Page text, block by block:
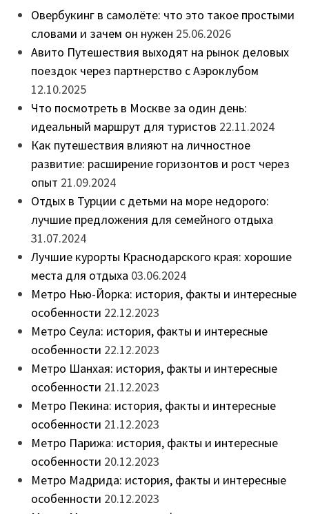
Овербукинг в самолёте: что это такое простыми
словами и зачем он нужен 25.06.2026
Авито Путешествия выходят на рынок деловых
поездок через партнерство с Аэроклубом
12.10.2025
Что посмотреть в Москве за один день:
идеальный маршрут для туристов 22.11.2024
Как путешествия влияют на личностное
развитие: расширение горизонтов и рост через
опыт 21.09.2024
Отдых в Турции с детьми на море недорого:
лучшие предложения для семейного отдыха
31.07.2024
Лучшие курорты Краснодарского края: хорошие
места для отдыха 03.06.2024
Метро Нью-Йорка: история, факты и интересные
особенности 22.12.2023
Метро Сеула: история, факты и интересные
особенности 22.12.2023
Метро Шанхая: история, факты и интересные
особенности 21.12.2023
Метро Пекина: история, факты и интересные
особенности 21.12.2023
Метро Парижа: история, факты и интересные
особенности 20.12.2023
Метро Мадрида: история, факты и интересные
особенности 20.12.2023